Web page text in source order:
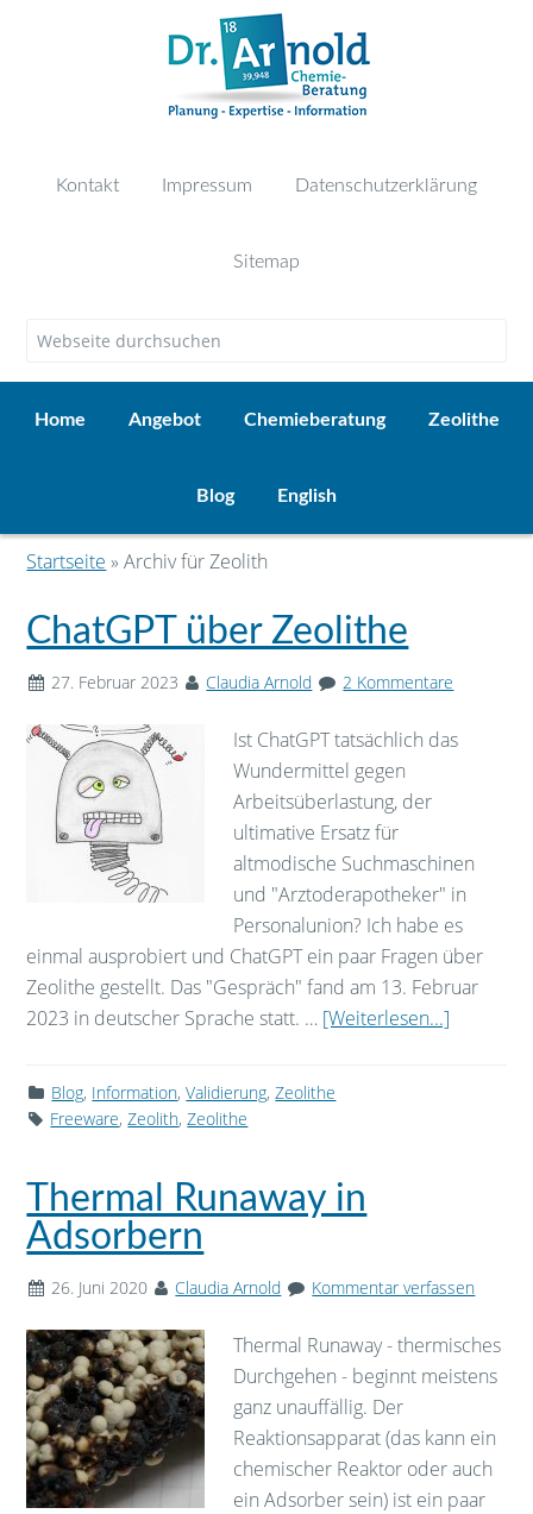
Kontakt Impressum Datenschutzerklärung
Sitemap
Home Angebot Chemieberatung Zeolithe
Blog English
Startseite » Archiv für Zeolith
ChatGPT über Zeolithe
27. Februar 2023 Claudia Arnold 2 Kommentare
Ist ChatGPT tatsächlich das
Wundermittel gegen
Arbeitsüberlastung, der
ultimative Ersatz für
altmodische Suchmaschinen
und "Arztoderapotheker" in
Personalunion? Ich habe es
einmal ausprobiert und ChatGPT ein paar Fragen über
Zeolithe gestellt. Das "Gespräch" fand am 13. Februar
2023 in deutscher Sprache statt. … [Weiterlesen...]
Blog, Information,Validierung,Zeolithe
Freeware,Zeolith,Zeolithe
Thermal Runaway in
Adsorbern
26. Juni 2020 Claudia Arnold Kommentar verfassen
Thermal Runaway - thermisches
Durchgehen - beginnt meistens
ganz unauffällig. Der
Reaktionsapparat (das kann ein
chemischer Reaktor oder auch
ein Adsorber sein) ist ein paar